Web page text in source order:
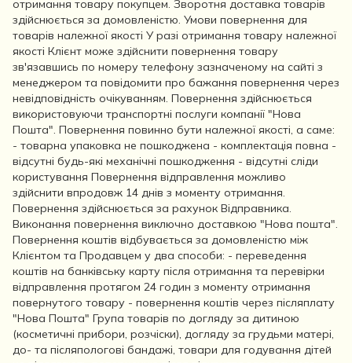
отримання товару покупцем. Зворотня доставка товарів
здійснюється за домовленістю. Умови повернення для
товарів належної якості У разі отримання товару належної
якості Клієнт може здійснити повернення товару
зв'язавшись по номеру телефону зазначеному на сайті з
менеджером та повідомити про бажання повернення через
невідповідність очікуванням. Повернення здійснюється
використовуючи транспортні послуги компанії "Нова
Пошта". Повернення повинно бути належної якості, а саме:
- товарна упаковка не пошкоджена - комплектація повна -
відсутні будь-які механічні пошкодження - відсутні сліди
користування Повернення відправлення можливо
здійснити впродовж 14 днів з моменту отримання.
Повернення здійснюється за рахунок Відправника.
Виконання повернення виключно доставкою "Нова пошта".
Повернення коштів відбувається за домовленістю між
Клієнтом та Продавцем у два способи: - переведення
коштів на банківську карту після отримання та перевірки
відправлення протягом 24 годин з моменту отримання
повернутого товару - повернення коштів через післяплату
"Нова Пошта" Група товарів по догляду за дитиною
(косметичні прибори, розчіски), догляду за грудьми матері,
до- та післяпологові бандажі, товари для годування дітей